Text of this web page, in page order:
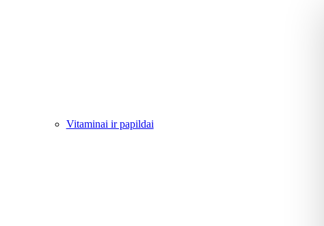
Vitaminai ir papildai